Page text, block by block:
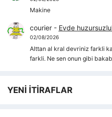
Makine
courier- Evde
02/08/2026
Alttan al kral devriniz farkli
farkli. Ne sen onun gibi
YENİ İTİRAFLAR